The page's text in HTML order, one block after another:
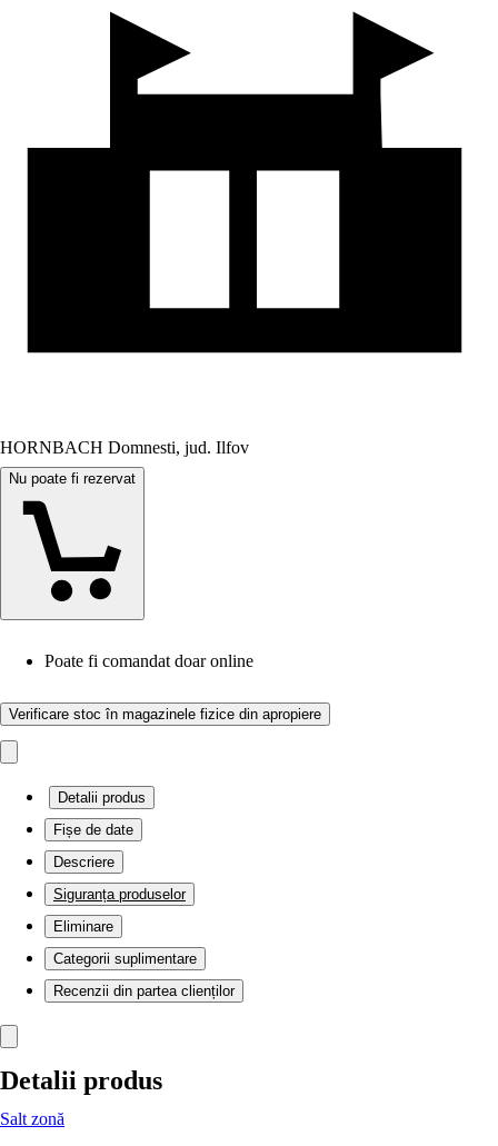
HORNBACH Domnesti, jud. Ilfov
Nu poate fi rezervat
Poate fi comandat doar online
Verificare stoc în magazinele fizice din apropiere
Detalii produs
Fișe de date
Descriere
Siguranța produselor
Eliminare
Categorii suplimentare
Recenzii din partea clienților
Detalii produs
Salt zonă